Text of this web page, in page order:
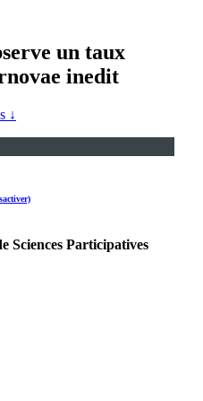
un taux
inedit
↓
Sciences Participatives